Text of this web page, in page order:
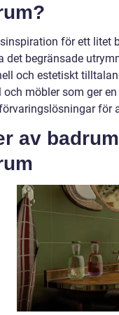
för ett litet
det begränsade
och estetiskt
och möbler som ger
för
av